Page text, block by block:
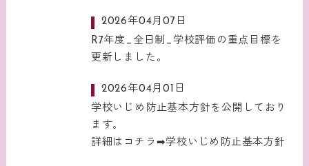
2026年04月07日
R7年度_全日制_学校評価の重点目標を
更新しました。
2026年04月01日
学校いじめ防止基本方針を公開しており
ます。
詳細はコチラ➡学校いじめ防止基本方針